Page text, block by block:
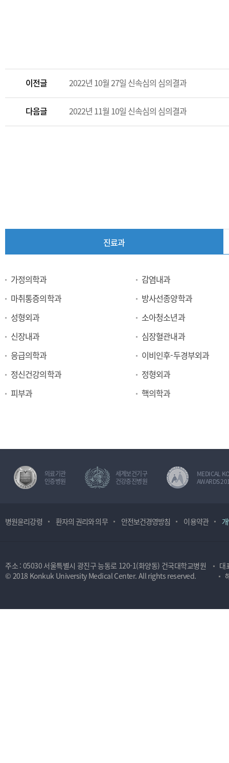
이전글 2022년 10월 27일 신속심의 심의결과
다음글 2022년 11월 10일 신속심의 심의결과
진료과
진
과
가정의학과
감염내과
마취통증의학과
방사선종양학과
성형외과
소아청소년과
신장내과
심장혈관내과
응급의학과
이비인후-두경부외과
정신건강의학과
정형외과
피부과
핵의학과
의료기관
인증병원
세계보건기구
건강증진병원
MEDICAL
AWARDS
병원윤리강령 환자의 권리와 의무 안전보건경영방침 이용약관
주소 : 05030 서울특별시 광진구 능동로 120-1(화양동) 건국대학교병원
대
© 2018 Konkuk University Medical Center. All rights reserved.